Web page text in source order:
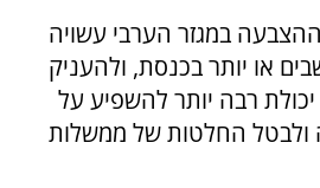
במגזר הערבי עשויה
או יותר בכנסת, ולהעניק
רבה יותר להשפיע על
החלטות של ממשלות